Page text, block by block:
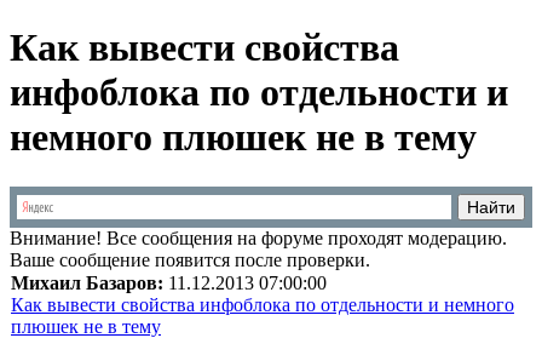
Как вывести свойства
инфоблока по отдельности и
немного плюшек не в тему
Внимание! Все сообщения на форуме проходят модерацию.
Ваше сообщение появится после проверки.
Михаил Базаров: 11.12.2013 07:00:00
Как вывести свойства инфоблока по отдельности и немного
плюшек не в тему